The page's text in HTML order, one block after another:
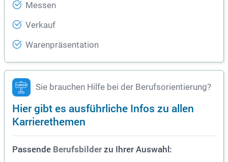
Messen
Verkauf
Warenpräsentation
Sie brauchen Hilfe bei der Berufsorientierung?
Hier gibt es ausführliche Infos zu allen
Karrierethemen
Passende Berufsbilder zu Ihrer Auswahl: